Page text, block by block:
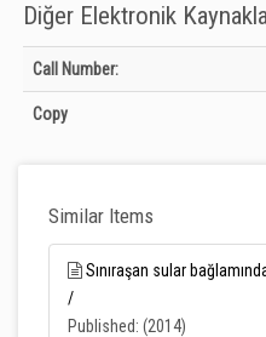
Diğer Elektronik
Holdings details from Diğer
Call Number:
Copy
Similar Items
Sınıraşan sular
/
Published: (2014)